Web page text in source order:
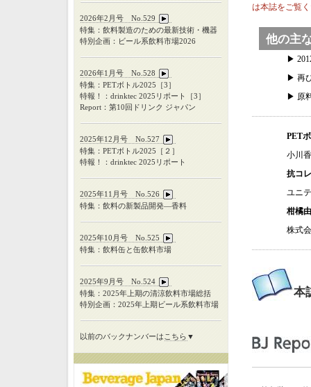
は本誌をご覧
他の主
▶
▶ 再
▶ 原
PET
小川
抗コ
ユニ
柑橘
株式
本
2026年2月号 No.529
特集：飲料製造のための最新技術・機器
特別企画：ビール系飲料市場2026
2026年1月号 No.528
特集：PETボトル2025［3］
特報！：drinktec 2025リポート［3］
Report：第10回ドリンク ジャパン
2025年12月号 No.527
特集：PETボトル2025
［２］
特報！：drinktec 2025 リポート
2025年11月号 No.526
特集：飲料の新製品開発―香料
2025年10月号 No.525
特集：飲料缶と缶飲料市場
2025年9月号 No.524
特集：2025年上期の清涼飲料市場総括
特別企画：2025年上期ビール系飲料市場
以前のバックナンバーは こちら ▼